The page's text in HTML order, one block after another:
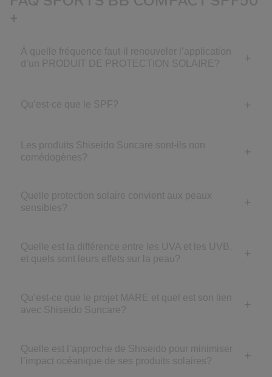
+
À quelle fréquence faut-il renouveler l’application
d’un PRODUIT DE PROTECTION SOLAIRE?
Qu’est-ce que le SPF?
Les produits Shiseido Suncare sont-ils non
comédogènes?
Quelle protection solaire convient aux peaux
sensibles?
Quelle est la différence entre les UVA et les UVB,
et quels sont leurs effets sur la peau?
Qu’est-ce que le projet MARE et quel est son lien
avec Shiseido Suncare?
Quelle est l’approche de Shiseido pour minimiser
l’impact océanique de ses produits solaires?